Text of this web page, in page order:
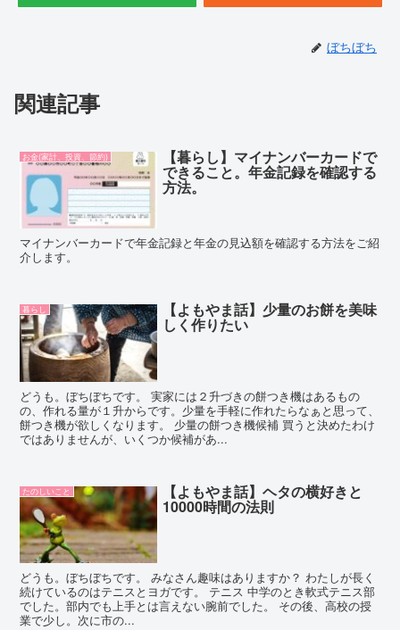
ぼちぼち
関連記事
お金(家計、投資、節約) 【暮らし】マイナンバーカードで
できること。年金記録を確認する
方法。
マイナンバーカードで年金記録と年金の見込額を確認する方法をご紹
介します。
暮らし 【よもやま話】少量のお餅を美味
しく作りたい
どうも。ぼちぼちです。 実家には２升づきの餅つき機はあるもの
の、作れる量が１升からです。少量を手軽に作れたらなぁと思って、
餅つき機が欲しくなります。 少量の餅つき機候補 買うと決めたわけ
ではありませんが、いくつか候補があ...
たのしいこと 【よもやま話】ヘタの横好きと
10000時間の法則
どうも。ぼちぼちです。 みなさん趣味はありますか？ わたしが長く
続けているのはテニスとヨガです。 テニス 中学のとき軟式テニス部
でした。部内でも上手とは言えない腕前でした。 その後、高校の授
業で少し。次に市の...